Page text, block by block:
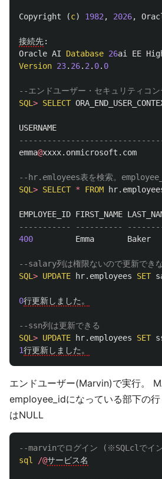
Copyright (c) 1982 , 2026,
接続先:
Oracle AI Database 26ai EE
Version 23. 26. 2 . 0. 0
--エンドユーザー・セキュリティコ
SQL > SELECT
USERNAME
emma@xxxx. onmicrosoft . com
--hr.emloyees表を検索。
SQL > SELECT * FROM hr.
EMPLOYEE_ID FIRST_NAME
----------- ----------
400
Emma Baker
--salary列は権限ないので更新でき
SQL > UPDATE hr. employees SET
0行更新しました。
--ssn列は更新できる
SQL > UPDATE hr. employees SET
1行更新しました。
エンドユーザー(Marvin)で実行。
employee_idになっている部下の
はNULL
--marvinでログイン (※SQLclでイ
sql
/@サービス名